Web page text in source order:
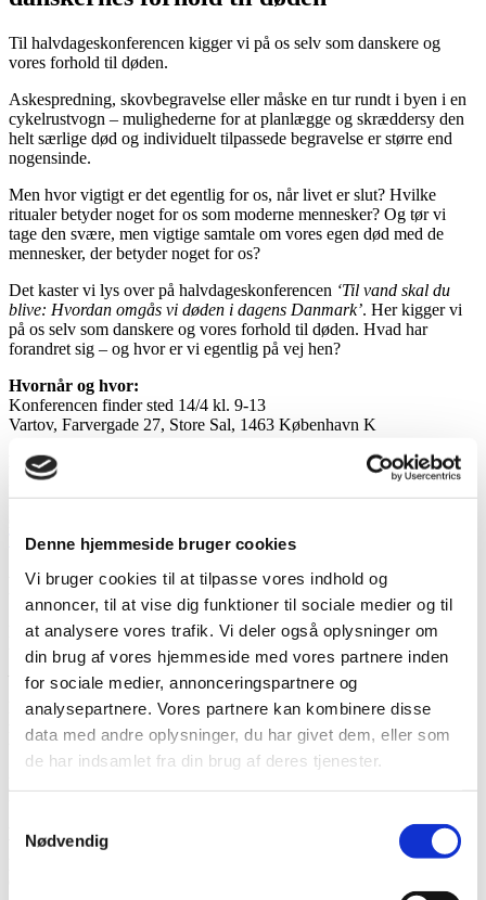
Denne hjemmeside bruger cookies
Vi bruger cookies til at tilpasse vores indhold og
annoncer, til at vise dig funktioner til sociale medier og til
at analysere vores trafik. Vi deler også oplysninger om
din brug af vores hjemmeside med vores partnere inden
for sociale medier, annonceringspartnere og
analysepartnere. Vores partnere kan kombinere disse
data med andre oplysninger, du har givet dem, eller som
de har indsamlet fra din brug af deres tjenester.
Nødvendig
Til halvdageskonferencen kigger vi på os selv som danskere og
vores forhold til døden.
Askespredning, skovbegravelse eller måske en tur rundt i byen i en
cykelrustvogn – mulighederne for at planlægge og skræddersy den
helt særlige død og individuelt tilpassede begravelse er større end
nogensinde.
Men hvor vigtigt er det egentlig for os, når livet er slut? Hvilke
ritualer betyder noget for os som moderne mennesker? Og tør vi
tage den svære, men vigtige samtale om vores egen død med de
mennesker, der betyder noget for os?
Det kaster vi lys over på halvdageskonferencen ‘Til vand skal du
blive: Hvordan omgås vi døden i dagens Danmark’. Her kigger vi
på os selv som danskere og vores forhold til døden. Hvad har
forandret sig – og hvor er vi egentlig på vej hen?
Hvornår og hvor:
Konferencen finder sted 14/4 kl. 9-13
Vartov, Farvergade 27, Store Sal, 1463 København K
Pris:
375 kr. pr. person.
Prisen inkluderer kaffe, te og morgenbolle, samt sandwich og
Tilmeld dig her
Program for halvdageskonferencen
Kl. 9.00 – 9.15Velkomst og introduktion til dagens program
v. Vibeke Sonntag Larsen, sekretariatschef i Landsforeningen
Kl. 9.15 – 9.45Danskerne og døden 2023, introduktion til ny
rapport
v. Michael Hviid Jacobsen, formand for Landsforeningen Liv&Død
Askespredning og skovbegravelser er populære nye praksisser, når
vi dør. Men hvad indikerer de nye måder at behandle den døde krop
på? Og hvad kan de nye praksisser betyde for vores forståelse af